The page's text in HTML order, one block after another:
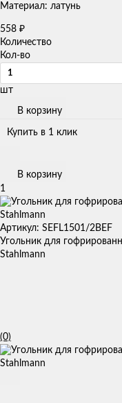
Материал: латунь
558 ₽
Количество
Кол-во
шт
В корзину
Купить в 1 клик
В корзину
1
Артикул: SEFL1501/2BEF
Угольник для
Stahlmann
(0)